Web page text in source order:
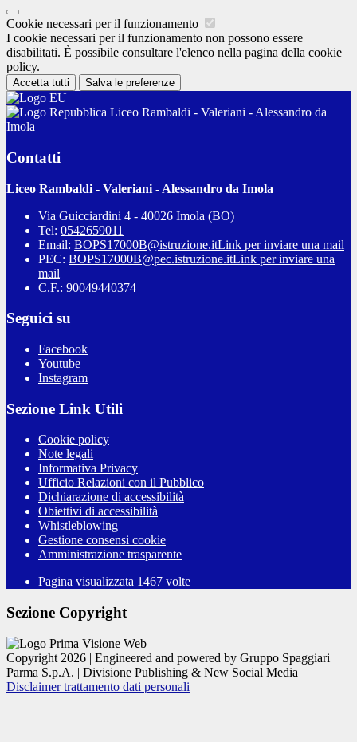
Cookie necessari per il funzionamento
I cookie necessari per il funzionamento non possono essere
disabilitati. È possibile consultare l'elenco nella pagina della cookie
policy.
Accetta tutti Salva le preferenze
Liceo Rambaldi - Valeriani - Alessandro da
Imola
Contatti
Liceo Rambaldi - Valeriani - Alessandro da Imola
Via Guicciardini 4 - 40026 Imola (BO)
Tel: 0542659011
Email: BOPS17000B@istruzione.itLink per inviare una mail
PEC: BOPS17000B@pec.istruzione.itLink per inviare una
mail
C.F.: 90049440374
Seguici su
Facebook
Youtube
Instagram
Sezione Link Utili
Cookie policy
Note legali
Informativa Privacy
Ufficio Relazioni con il Pubblico
Dichiarazione di accessibilità
Obiettivi di accessibilità
Whistleblowing
Gestione consensi cookie
Amministrazione trasparente
Pagina visualizzata 1467 volte
Sezione Copyright
Copyright 2026 | Engineered and powered by Gruppo Spaggiari
Parma S.p.A. | Divisione Publishing & New Social Media
Disclaimer trattamento dati personali